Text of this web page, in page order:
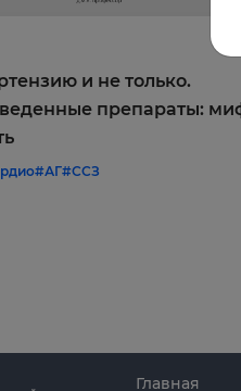
и не только.
препараты:
#АГ#ССЗ
Главная